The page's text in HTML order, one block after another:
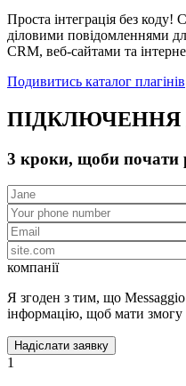
Проста інтеграція без коду!
діловими повідомленнями
CRM, веб-сайтами та
Подивитись каталог плагінів
ПІДКЛЮЧЕННЯ
3 кроки, щоби почати
компанії
Я згоден з тим, що
інформацію, щоб мати змогу
1